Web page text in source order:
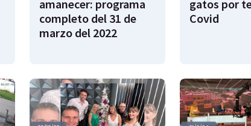
amanecer: programa
completo del 31 de
marzo del 2022
gatos por
Covid